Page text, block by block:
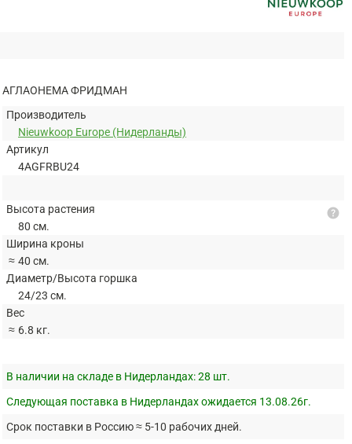
АГЛАОНЕМА ФРИДМАН
Производитель
Nieuwkoop Europe (Нидерланды)
Артикул
4AGFRBU24
Высота растения
80 см.
Ширина кроны
≈ 40 см.
Диаметр/Высота горшка
24/23 см.
Вес
≈ 6.8 кг.
help
В наличии на складе в Нидерландах:28 шт.
Следующая поставка в Нидерландах ожидается 13.08.26г.
Срок поставки в Россию ≈ 5-10 рабочих дней.